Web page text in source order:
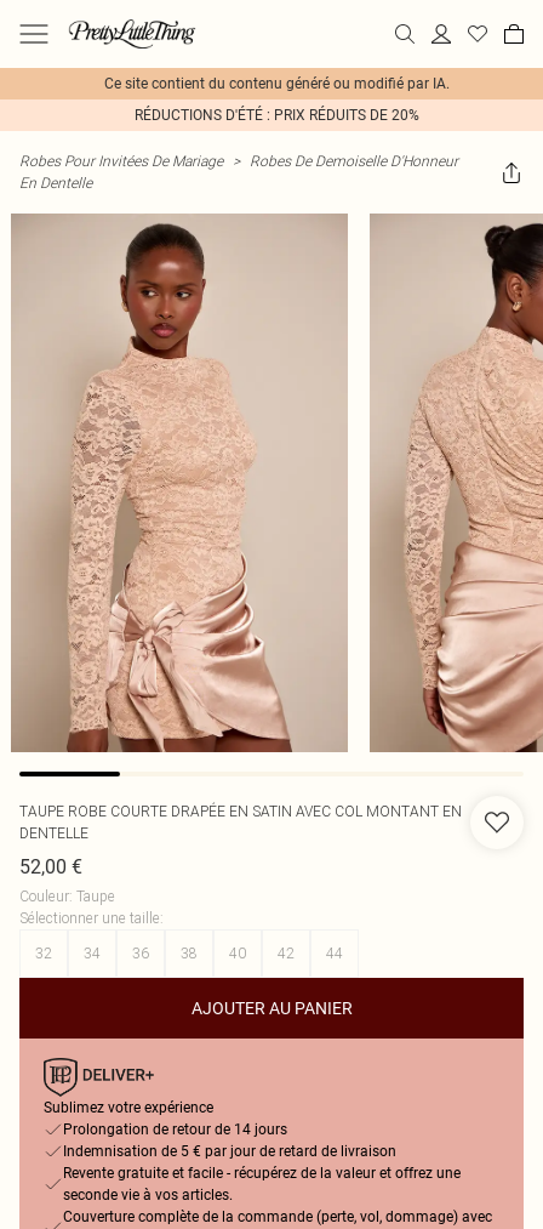
Ce site contient du contenu généré ou modifié par IA.
RÉDUCTIONS D'ÉTÉ : PRIX RÉDUITS DE 20%
Robes Pour Invitées De Mariage > Robes De Demoiselle D'Honneur
En Dentelle
TAUPE ROBE COURTE DRAPÉE EN SATIN AVEC COL MONTANT EN
DENTELLE
52,00 €
Couleur: Taupe
Sélectionner une taille:
32
34 36 38 40 42 44
AJOUTER AU PANIER
Sublimez votre expérience
Prolongation de retour de 14 jours
Indemnisation de 5 € par jour de retard de livraison
Revente gratuite et facile - récupérez de la valeur et offrez une
seconde vie à vos articles.
Couverture complète de la commande (perte, vol, dommage) avec